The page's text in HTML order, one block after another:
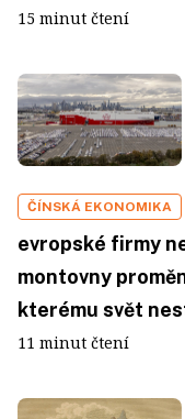
15 minut čtení
ČÍNSKÁ EKONOMIKA
evropské firmy
montovny
kterému svět
11 minut čtení